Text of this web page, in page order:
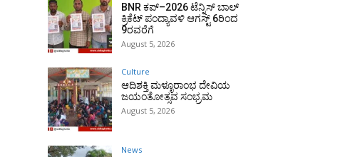
BNR ಕಪ್–2026 ಟೆನ್ನಿಸ್ ಬಾಲ್
ಕ್ರಿಕೆಟ್ ಪಂದ್ಯಾವಳಿ ಆಗಸ್ಟ್ 6ರಿಂದ
9ರವರೆಗೆ
August 5, 2026
Culture
ಆದಿಶಕ್ತಿ ಮಳ್ಳೂರಾಂಭ ದೇವಿಯ
ಜಯಂತೋತ್ಸವ ಸಂಭ್ರಮ
August 5, 2026
News